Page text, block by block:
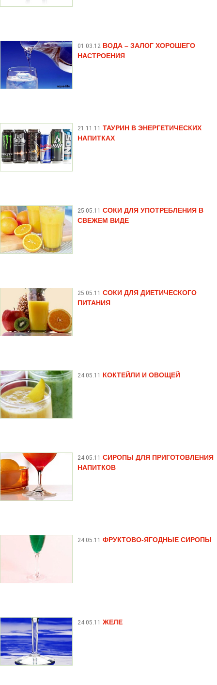
01.03.12 ВОДА – ЗАЛОГ ХОРОШЕГО
НАСТРОЕНИЯ
21.11.11 ТАУРИН В ЭНЕРГЕТИЧЕСКИХ
НАПИТКАХ
25.05.11 СОКИ ДЛЯ УПОТРЕБЛЕНИЯ В
СВЕЖЕМ ВИДЕ
25.05.11 СОКИ ДЛЯ ДИЕТИЧЕСКОГО
ПИТАНИЯ
24.05.11 КОКТЕЙЛИ И ОВОЩЕЙ
24.05.11 СИРОПЫ ДЛЯ ПРИГОТОВЛЕНИЯ
НАПИТКОВ
24.05.11 ФРУКТОВО-ЯГОДНЫЕ СИРОПЫ
24.05.11 ЖЕЛЕ